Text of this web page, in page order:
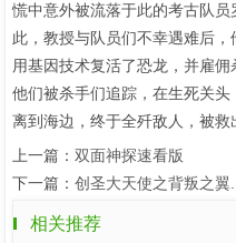
慌中意外被流落于此的考古队
此，教授与队员们不幸遇难后
用基因技术复活了恐龙，并雇
他们被杀手们追踪，在生死关
离到海边，终于全歼敌人，被救
上一篇： 双面神探速看版
下一篇： 创圣大天使之背叛之翼...
相关推荐